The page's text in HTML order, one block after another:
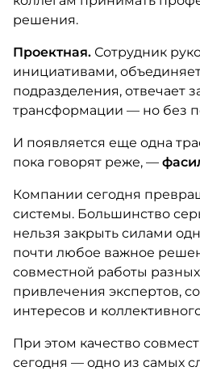
решения.
Проектная.Сотрудник
инициативами,
подразделения, отвечает
трансформации — но без
И появляется еще одна
пока говорят реже, —
Компании сегодня
системы. Большинство
нельзя закрыть силами
почти любое важное
совместной работы
привлечения экспертов,
интересов и
При этом качество
сегодня — одно из самых